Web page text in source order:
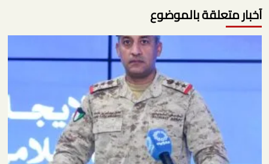
آخبار متعلقة بالموضوع